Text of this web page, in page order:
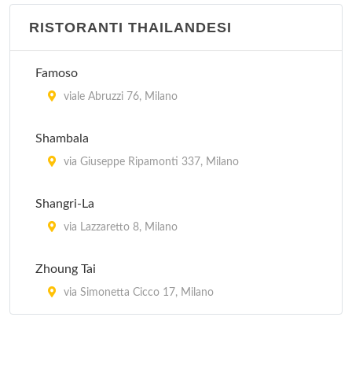
RISTORANTI THAILANDESI
Famoso
viale Abruzzi 76, Milano
Shambala
via Giuseppe Ripamonti 337, Milano
Shangri-La
via Lazzaretto 8, Milano
Zhoung Tai
via Simonetta Cicco 17, Milano